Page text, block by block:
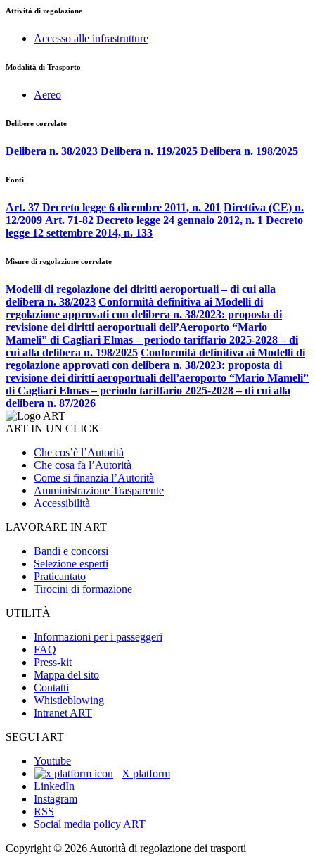
Attività di regolazione
Accesso alle infrastrutture
Modalità di Trasporto
Aereo
Delibere correlate
Delibera n. 38/2023 Delibera n. 119/2025 Delibera n. 198/2025
Fonti
Art. 37 Decreto legge 6 dicembre 2011, n. 201 Direttiva (CE) n.
12/2009 Art. 71-82 Decreto legge 24 gennaio 2012, n. 1 Decreto
legge 12 settembre 2014, n. 133
Misure di regolazione correlate
Modelli di regolazione dei diritti aeroportuali – di cui alla
delibera n. 38/2023 Conformità definitiva ai Modelli di
regolazione approvati con delibera n. 38/2023: proposta di
revisione dei diritti aeroportuali dell’Aeroporto “Mario
Mameli” di Cagliari Elmas – periodo tariffario 2025-2028 – di
cui alla delibera n. 198/2025 Conformità definitiva ai Modelli di
regolazione approvati con delibera n. 38/2023: proposta di
revisione dei diritti aeroportuali dell’aeroporto “Mario Mameli”
di Cagliari Elmas – periodo tariffario 2025-2028 – di cui alla
delibera n. 87/2026
ART IN UN CLICK
Che cos’è l’Autorità
Che cosa fa l’Autorità
Come si finanzia l’Autorità
Amministrazione Trasparente
Accessibilità
LAVORARE IN ART
Bandi e concorsi
Selezione esperti
Praticantato
Tirocini di formazione
UTILITÀ
Informazioni per i passeggeri
FAQ
Press-kit
Mappa del sito
Contatti
Whistleblowing
Intranet ART
SEGUI ART
Youtube
X platform
LinkedIn
Instagram
RSS
Social media policy ART
Copyright © 2026 Autorità di regolazione dei trasporti